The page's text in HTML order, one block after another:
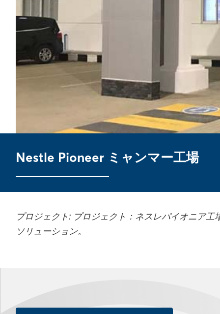
Nestle Pioneer ミャンマー工場
プロジェクト: プロジェクト：ネスレパイオニア工
ソリューション。